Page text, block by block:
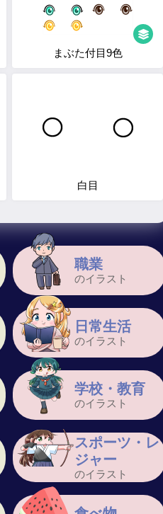
職業
のイラスト
日常生活
のイラスト
学校・教育
のイラスト
スポーツ・レ
ジャー
のイラスト
まぶた付目9色
白目